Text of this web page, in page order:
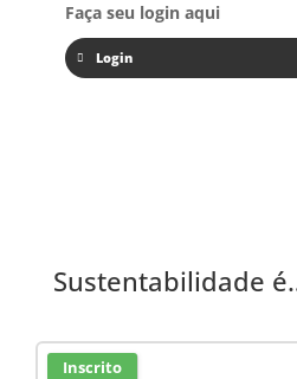
Faça seu login aqui
Login
Sustentabilidade
Inscrito